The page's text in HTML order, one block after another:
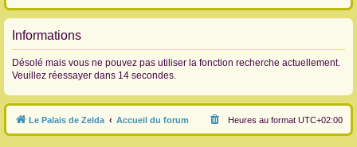
e
h
c
Informations
Désolé mais vous ne pouvez pas utiliser la fonction recherche actuellement.
Veuillez réessayer dans 14 secondes.
Le Palais de Zelda Accueil du forum Heures au format UTC+02:00